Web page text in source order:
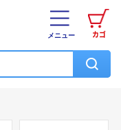
カゴ
メニュー